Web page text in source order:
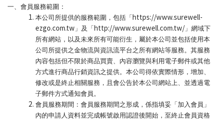
一、會員服務範圍：
本公司所提供的服務範圍，包括「 https://www.surewell-
ezgo.com.tw 」及「 http://www.surewell.com.tw/ 」網域下
所有網站，以及未來所有可能衍生，屬於本公司並包括使用本
公司所提供之金物流與資訊流平台之所有網站等服務。其服務
內容包括但不限於商品買賣、內容瀏覽與利用電子郵件或其他
方式進行商品行銷資訊之提供。本公司得依實際情形，增加、
修改或是終止相關服務，且會公告於本公司網站上、並透過電
子郵件方式通知會員。
會員服務期間：會員服務期間之形成，係指填妥「加入會員」
內的申請人資料並完成帳號啟用認證後開始，至終止會員資格